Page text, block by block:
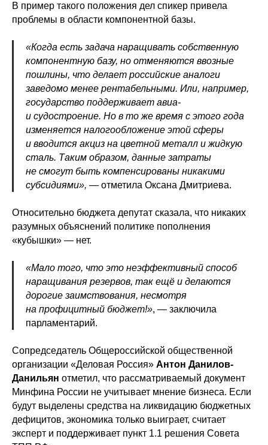
В пример такого положения дел спикер привела
проблемы в области компонентной базы.
«Когда есть задача наращивать собственную
компонентную базу, но отменяются ввозные
пошлины, что делает российские аналоги
заведомо менее рентабельными. Или, например,
государство поддерживает авиа-
и судостроение. Но в то же время с этого года
изменяется налогообложение этой сферы
и вводится акциз на цветной металл и жидкую
сталь. Таким образом, данные затраты
не смогут быть компенсированы никакими
субсидиями», — отметила Оксана Дмитриева.
Относительно бюджета депутат сказала, что никаких
разумных объяснений политике пополнения
«кубышки» — нет.
«Мало того, что это неэффективный способ
наращивания резервов, так ещё и делаются
дорогие заимствования, несмотря
на профицитный бюджет!», — заключила
парламентарий.
Сопредседатель Общероссийской общественной
организации «Деловая Россия» Антон Данилов-
Данильян отметил, что рассматриваемый документ
Минфина России не учитывает мнение бизнеса. Если
будут выделены средства на ликвидацию бюджетных
дефицитов, экономика только выиграет, считает
эксперт и поддерживает пункт 1.1 решения Совета